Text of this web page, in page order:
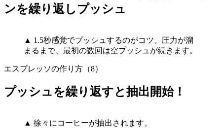
ンを繰り返しプッシュ
▲ 1.5秒感覚でプッシュするのがコツ。圧力が溜
まるまで、最初の数回は空プッシュが続きます。
エスプレッソの作り方（8）
プッシュを繰り返すと抽出開始！
▲ 徐々にコーヒーが抽出されます。